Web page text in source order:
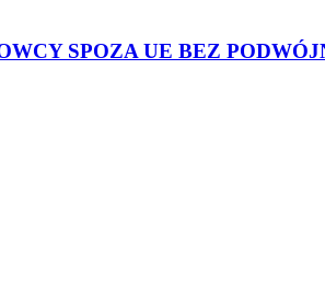
SPOZA UE BEZ